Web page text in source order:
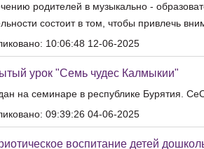
родителей в музыкально -
состоит в том, чтобы привлечь
10:06:48 12-06-2025
урок "Семь чудес Калмыкии"
на семинаре в республике Бурятия.
09:39:26 04-06-2025
воспитание детей